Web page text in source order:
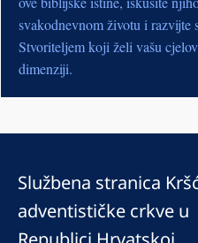
svakodnevnom životu i razvijte
Stvoriteljem koji želi vašu
dimenziji.
Službena stranica
adventističke crkve u